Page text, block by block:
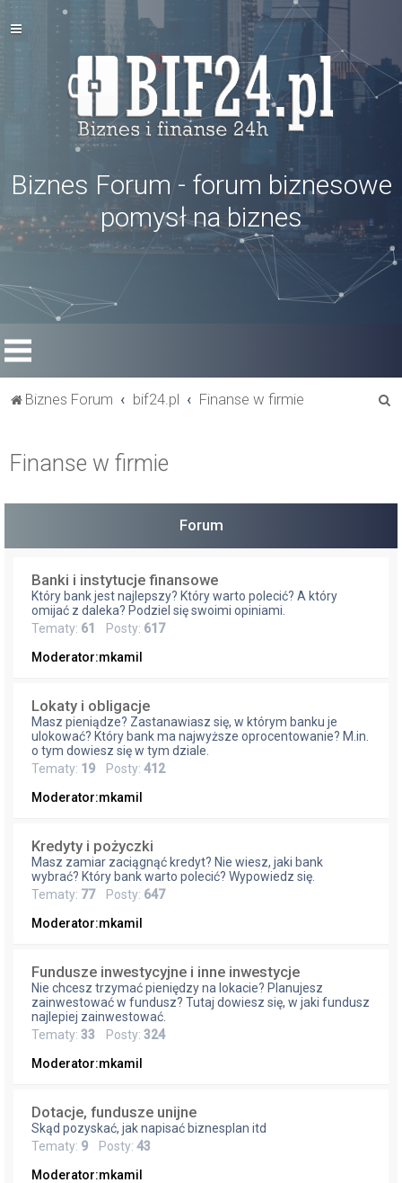
Biznes Forum - forum biznesowe
pomysł na biznes
Biznes Forum bif24.pl Finanse w firmie
a
Finanse w firmie
Forum
Banki i instytucje finansowe
Który bank jest najlepszy? Który warto polecić? A który
omijać z daleka? Podziel się swoimi opiniami.
Tematy: 61 Posty: 617
Moderator:mkamil
Lokaty i obligacje
Masz pieniądze? Zastanawiasz się, w którym banku je
ulokować? Który bank ma najwyższe oprocentowanie? M.in.
o tym dowiesz się w tym dziale.
Tematy: 19 Posty: 412
Moderator:mkamil
Kredyty i pożyczki
Masz zamiar zaciągnąć kredyt? Nie wiesz, jaki bank
wybrać? Który bank warto polecić? Wypowiedz się.
Tematy: 77Posty: 647
Moderator:mkamil
Fundusze inwestycyjne i inne inwestycje
Nie chcesz trzymać pieniędzy na lokacie? Planujesz
zainwestować w fundusz? Tutaj dowiesz się, w jaki fundusz
najlepiej zainwestować.
Tematy: 33 Posty: 324
Moderator:mkamil
Dotacje, fundusze unijne
Skąd pozyskać, jak napisać biznesplan itd
Tematy: 9 Posty: 43
Moderator:mkamil